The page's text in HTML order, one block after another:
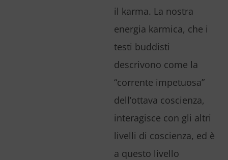
il karma. La nostra
energia karmica, che i
testi buddisti
descrivono come la
“corrente impetuosa”
dell’ottava coscienza,
interagisce con gli altri
livelli di coscienza, ed è
a questo livello